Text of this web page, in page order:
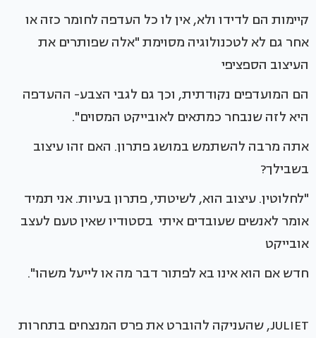
קיימות הם לדידו ולא, אין לו כל העדפה לחומר כזה או
אחר גם לא לטכנולוגיה מסוימת "אלה שפותרים את
העיצוב הספציפי
הם המועדפים נקודתית, וכך גם לגבי הצבע- ההעדפה
היא לזה שנבחר כמתאים לאובייקט המסוים".
אתה מרבה להשתמש במושג פתרון. האם זהו עיצוב
בשבילך?
"לחלוטין. עיצוב הוא, לשיטתי, פתרון בעיות. אני תמיד
אומר לאנשים שעובדים איתי בסטודיו שאין טעם לעצב
אובייקט
חדש אם הוא אינו בא לפתור דבר מה או לייעל משהו".
JULIET, שהעניקה להוברט את פרס המנצחים בתחרות